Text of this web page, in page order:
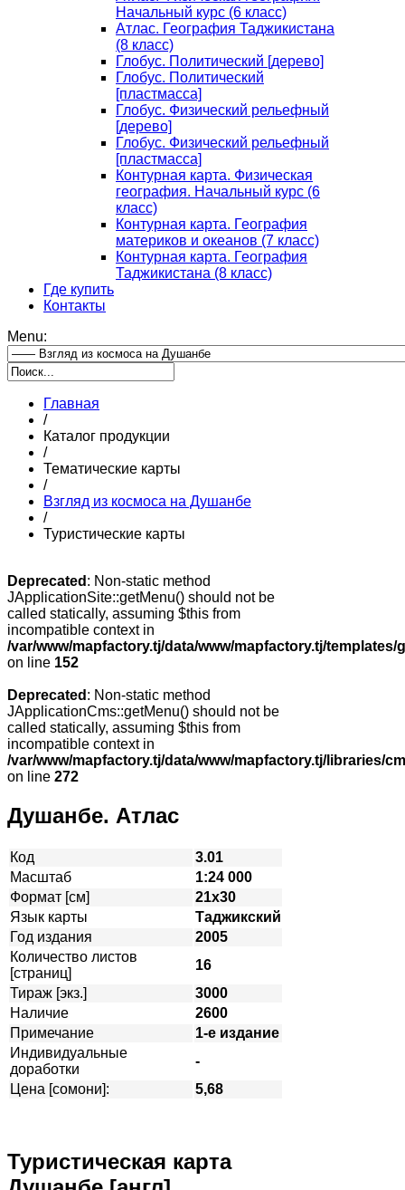
Начальный курс (6 класс)
Атлас. География Таджикистана
(8 класс)
Глобус. Политический [дерево]
Глобус. Политический
[пластмасса]
Глобус. Физический рельефный
[дерево]
Глобус. Физический рельефный
[пластмасса]
Контурная карта. Физическая
география. Начальный курс (6
класс)
Контурная карта. География
материков и океанов (7 класс)
Контурная карта. География
Таджикистана (8 класс)
Где купить
Контакты
Menu:
Главная
/
Каталог продукции
/
Тематические карты
/
Взгляд из космоса на Душанбе
/
Туристические карты
Deprecated : Non-static method
JApplicationSite::getMenu() should not be
called statically, assuming $this from
incompatible context in
/var/www/mapfactory.tj/data/www/mapfactory.tj/
on line 152
Deprecated : Non-static method
JApplicationCms::getMenu() should not be
called statically, assuming $this from
incompatible context in
/var/www/mapfactory.tj/data/www/mapfactory.tj/libraries/
on line 272
Душанбе. Атлас
Код
3.01
Масштаб
1:24 000
Формат [см]
21х30
Язык карты
Таджикский
Год издания
2005
Количество листов
[страниц]
16
Тираж [экз.]
3000
Наличие
2600
Примечание
1-е издание
Индивидуальные
доработки
-
Цена [сомони]:
5,68
Туристическая карта